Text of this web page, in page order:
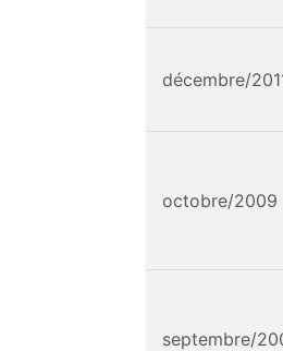
décembre/
octobre/2009
septembre/